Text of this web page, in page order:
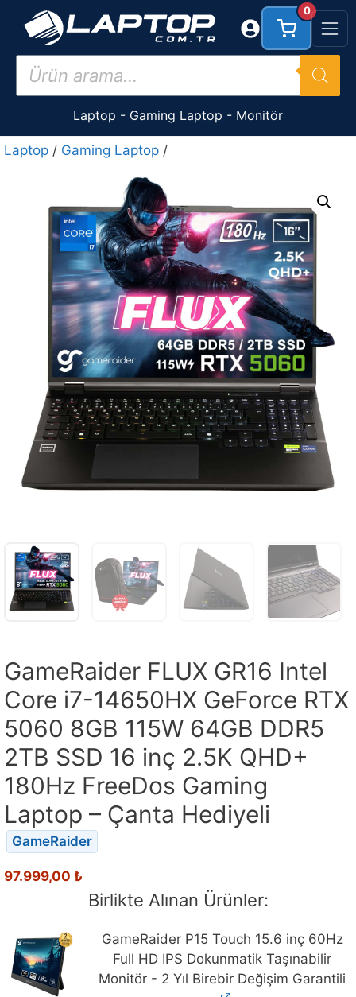
İçeriğe
Products
search
Laptop - Gaming Laptop - Monitör
0
Laptop / Gaming Laptop /
GameRaider FLUX GR16 Intel
Core i7-14650HX GeForce RTX
5060 8GB 115W 64GB DDR5
2TB SSD 16 inç 2.5K QHD+
180Hz FreeDos Gaming
Laptop – Çanta Hediyeli
GameRaider
97.999,00 ₺
Birlikte Alınan Ürünler:
GameRaider P15 Touch 15.6 inç 60Hz
Full HD IPS Dokunmatik Taşınabilir
Monitör - 2 Yıl Birebir Değişim Garantili